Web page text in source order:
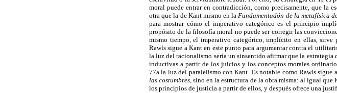
moral puede entrar en contradicción, como precisamente, que la
otra que la de Kant mismo en laFundamentadón de la metafísica
para mostrar cómo el imperativo categórico es el principio
propósito de la filosofía moral no puede ser corregir las
mismo tiempo, el imperativo categórico, implícito en ellas,
Rawls sigue a Kant en este punto para argumentar contra el
la luz del racionalismo sería un sinsentido afirmar que la
inductivas a partir de los juicios y los conceptos morales
77a la luz del paralelismo con Kant. Es notable como Rawls sigue
las costumbres, sino en la estructura de la obra misma: al igual que
los principios de justicia a partir de ellos, y después ofrece una